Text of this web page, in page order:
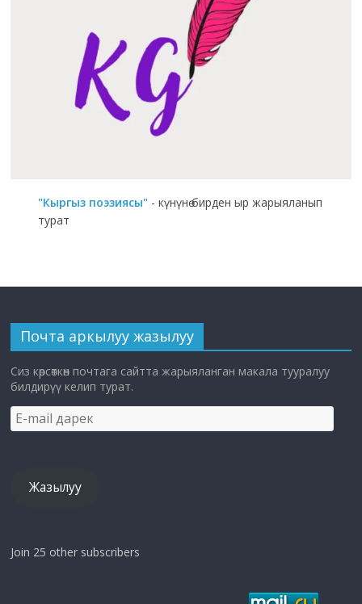
"Кыргыз поэзиясы" - күнүнө бирден ыр жарыяланып
турат
Почта аркылуу жазылуу
Сиз көрсөткөн почтага сайтта жарыяланган макала тууралуу
билдирүү келип турат.
E-
mail
Жазылуу
Join 25 other subscribers